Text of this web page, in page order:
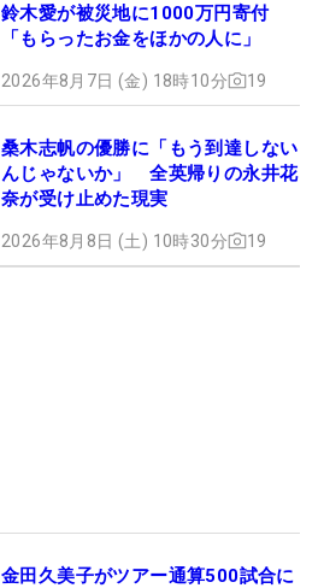
鈴木愛が被災地に1000万円寄付
「もらったお金をほかの人に」
2026年8月7日 (金) 18時10分 19
桑木志帆の優勝に「もう到達しない
んじゃないか」 全英帰りの永井花
奈が受け止めた現実
2026年8月8日 (土) 10時30分 19
金田久美子がツアー通算500試合に